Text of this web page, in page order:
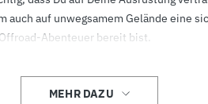
auf unwegsamem Gelände eine
Abenteuer bereit bist.
Abenteuer noch unvergesslicher zu
MEHR DAZU